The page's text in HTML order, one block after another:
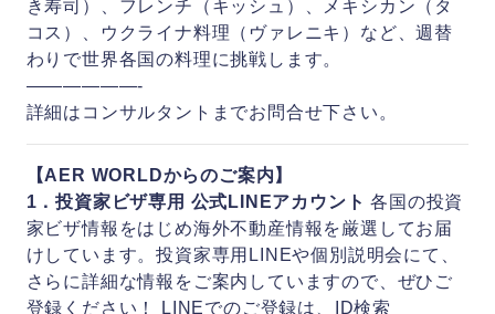
き寿司）、フレンチ（キッシュ）、メキシカン（タ
コス）、ウクライナ料理（ヴァレニキ）など、週替
わりで世界各国の料理に挑戦します。
——————-
詳細はコンサルタントまでお問合せ下さい。
【AER WORLDからのご案内】
1．投資家ビザ専用 公式LINEアカウント 各国の投資
家ビザ情報をはじめ海外不動産情報を厳選してお届
けしています。投資家専用LINEや個別説明会にて、
さらに詳細な情報をご案内していますので、ぜひご
登録ください！ LINEでのご登録は、ID検索